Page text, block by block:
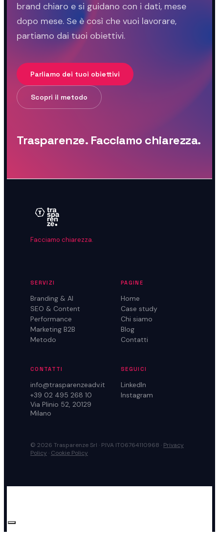
brand chiaro e si guidano con i dati, mese
dopo mese. Se è così che vuoi lavorare,
partiamo dai tuoi obiettivi.
Parliamo dei tuoi obiettivi
Scopri il metodo
Trasparenze. Facciamo chiarezza.
Facciamo chiarezza.
SERVIZI
Branding & AI
SEO & Content
Performance
Marketing B2B
Metodo
PAGINE
Home
Case study
Chi siamo
Blog
Contatti
CONTATTI
info@trasparenzeadv.it
+39 02 495 268 10
Via Plinio 52, 20129
Milano
SEGUICI
LinkedIn
Instagram
© 2026 Trasparenze Srl · P.IVA IT06764110968 · Privacy
Policy · Cookie Policy